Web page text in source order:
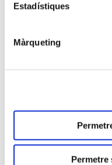
Estadístiques
Màrqueting
Permetre